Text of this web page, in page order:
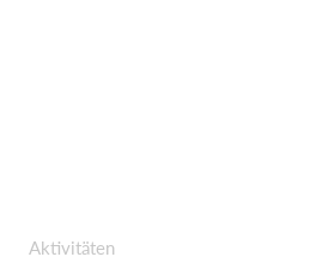
Aktivitäten